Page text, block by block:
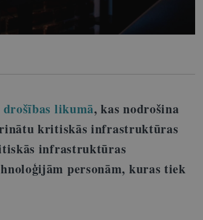
likumā, kas nodrošina
kritiskās infrastruktūras
infrastruktūras
personām, kuras tiek